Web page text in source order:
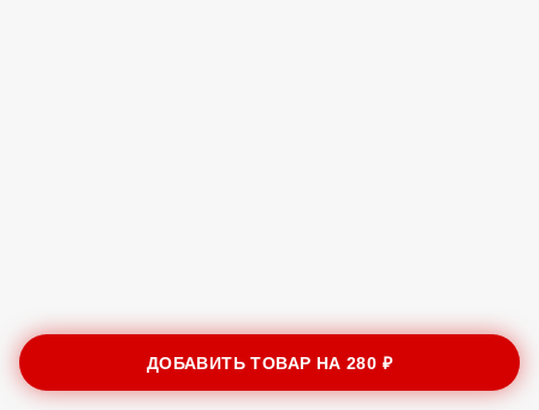
ДОБАВИТЬ ТОВАР НА280 ₽